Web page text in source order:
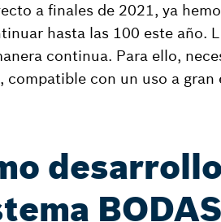
a finales de 2021, ya
hasta las 100 este año.
continua. Para ello,
compatible con un uso a
BODAS